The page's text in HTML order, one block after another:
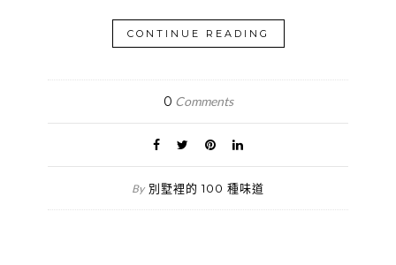
CONTINUE READING
0 Comments
By 別墅裡的 100 種味道